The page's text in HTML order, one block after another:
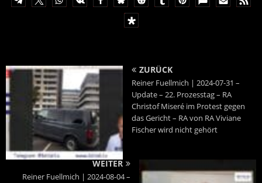
ZURÜCK
Reiner Fuellmich | 2024-07-31 –
Update – 22. Prozesstag – RA
Christof Miseré im Protest gegen
das Gericht – RA von RA Viviane
Fischer wird nicht gehört
WEITER
Reiner Fuellmich | 2024-08-04 –